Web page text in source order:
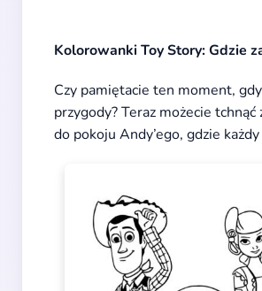
Kolorowanki Toy Story: Gdzie
Czy pamiętacie ten moment,
przygody? Teraz możecie
do pokoju Andy’ego, gdzie